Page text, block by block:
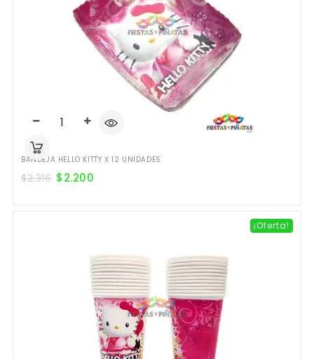
BANDEJA HELLO KITTY X 12 UNIDADES
$2.316 $2.200
¡Oferta!